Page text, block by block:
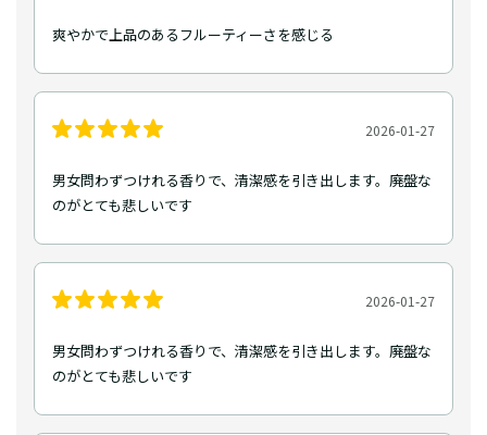
爽やかで上品のあるフルーティーさを感じる
2026-01-27
男女問わずつけれる香りで、清潔感を引き出します。廃盤な
のがとても悲しいです
2026-01-27
男女問わずつけれる香りで、清潔感を引き出します。廃盤な
のがとても悲しいです